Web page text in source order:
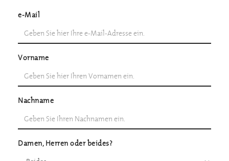
e-Mail
Vorname
Nachname
Damen, Herren oder beides?